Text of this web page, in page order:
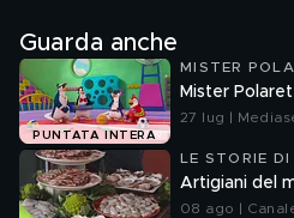
Guarda anche
PUNTATA INTERA
MISTER
Mister
27 lug |
LE STORIE DI
Artigiani del
08 ago |